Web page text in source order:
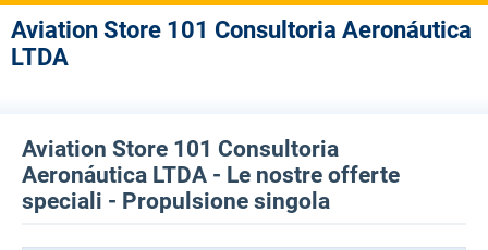
Aviation Store 101 Consultoria Aeronáutica
LTDA
Aviation Store 101 Consultoria
Aeronáutica LTDA - Le nostre offerte
speciali - Propulsione singola